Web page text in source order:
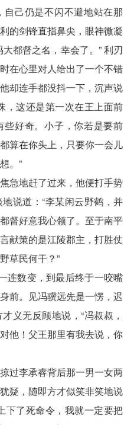
己仍是不闪不避地站在那
的剑锋直指鼻尖，眼神微凝
都督之名，幸会了。” 利刃
在心里对人给出了一个不错
却连手都没抖一下，沉声说
，这还是第一次在王上面前
好奇。小子，你若是要前
算在你头上，只要你一会儿
。”
急地赶了过来，他便打手势
说道：“李某闲云野鹤，并
督好意我心领了。至于南平
献策的是江陵郡主，打胜仗
草民何干？”
连数变，到最后终于一咬嘴
前。见冯骥远先是一愣，迟
义无反顾地说，“冯叔叔，
他！父王那里有我去说，你
过李承睿背后那一男一女两
疑，随即方才似笑非笑地说
下了死命令，我就一定要把